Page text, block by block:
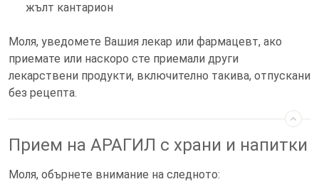
жълт кантарион
Моля, уведомете Вашия лекар или фармацевт, ако
приемате или наскоро сте приемали други
лекарствени продукти, включително такива, отпускани
без рецепта.
Прием на АРАГИЛ с храни и напитки
Моля, обърнете внимание на следното: